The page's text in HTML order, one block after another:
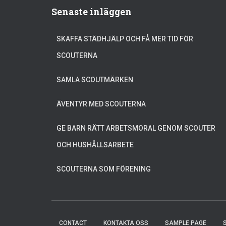
Senaste inläggen
SKAFFA STÄDHJÄLP OCH FÅ MER TID FÖR
SCOUTERNA
SAMLA SCOUTMÄRKEN
ÄVENTYR MED SCOUTERNA
GE BARN RÄTT ARBETSMORAL GENOM SCOUTER
OCH HUSHÅLLSARBETE
SCOUTERNA SOM FÖRENING
CONTACT KONTAKTA OSS SAMPLE PAGE